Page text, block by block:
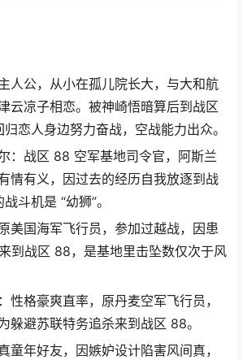
人公，从小在孤儿院长大，与大和航
云凉子相恋。被神崎悟暗算后到战区
恋人身边努力奋战，空战能力出众。
：战区 88 空军基地司令官，阿斯兰
情有义，因过去的经历自我放逐到战
斗机是 “幼狮”。
美国海军飞行员，参加过越战，因患
到战区 88，是基地里击坠数仅次于风
性格豪爽直率，原丹麦空军飞行员，
躲避苏联特务追杀来到战区 88。
童年好友，因嫉妒设计陷害风间真，